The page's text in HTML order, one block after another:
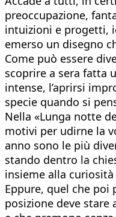
preoccupazione,
intuizioni e progetti,
emerso un disegno
Come può essere
scoprire a sera fatta
intense, l’aprirsi
specie quando si
Nella «Lunga notte
motivi per udirne la
anno sono le più
stando dentro la
insieme alla
Eppure, quel che poi
posizione deve